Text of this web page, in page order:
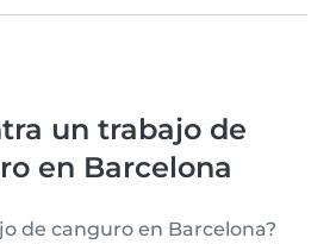
un trabajo de
en Barcelona
de canguro en Barcelona?